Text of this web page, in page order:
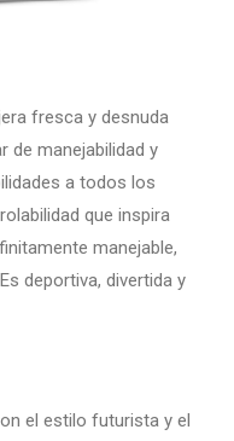
fresca y desnuda
de manejabilidad y
a todos los
que inspira
manejable,
deportiva, divertida y
el estilo futurista y el